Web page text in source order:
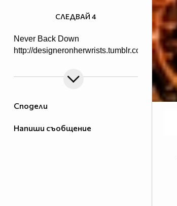
Сподели
Напиши съобщение
Never Back Down
http://designeronherwrists.tumblr.com/
СЛЕДВАЙ 4